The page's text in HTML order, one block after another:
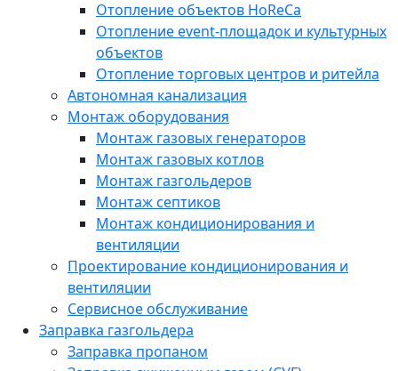
Отопление объектов HoReCa
Отопление event-площадок и культурных
объектов
Отопление торговых центров и ритейла
Автономная канализация
Монтаж оборудования
Монтаж газовых генераторов
Монтаж газовых котлов
Монтаж газгольдеров
Монтаж септиков
Монтаж кондиционирования и
вентиляции
Проектирование кондиционирования и
вентиляции
Сервисное обслуживание
Заправка газгольдера
Заправка пропаном